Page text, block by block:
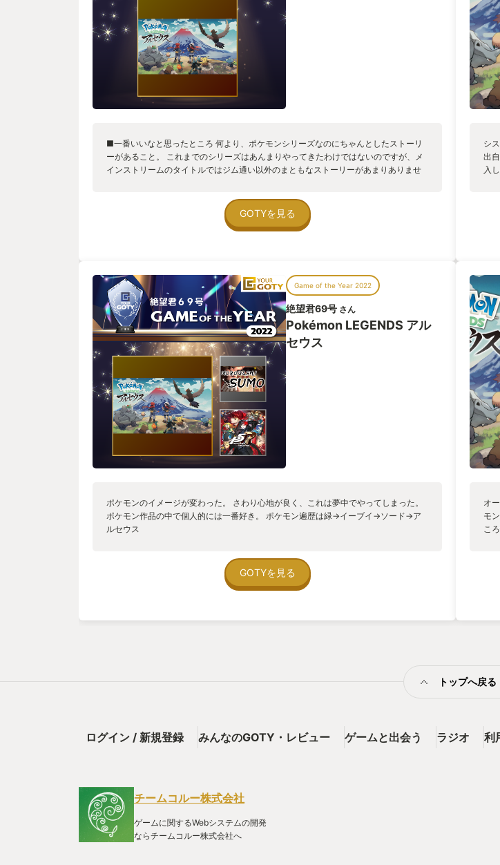
ティングアクションを楽しんでいました。 【ポケモンと大自然に対する畏怖】 ゲー
ム性について説明しましたが、次は世界観について。 先ほどポケモンの警戒度と書
きましたが、ここにもポケモンが大事にしている世界観と絡めたスニーキングの必要
性が示されていたと思います。 舞台は過去作「ポケットモンスターダイヤモンド/パ
ール」の数百年前。まだ人とポケモンが心を通わせきれていない、開拓の時代です。
人はポケモンを恐れ、野生のポケモンは人を見つけると攻撃性を露わにして、突進
撃を食らうとプレイヤーはしっかりダメージを受け、大体2~3回で力尽きて拠点に戻
されてしまいます(気を失うだけですぐ再出発できるとは、やはりポケモン世界の人々
棒的存在として慣れ親しんでいたポケモンを「畏怖するべき存在」として見るように
なります。 時に攻撃を回避しながら慎重に動くというプレイヤーの行動と物語内で
それをする理由がしっかりリンクしているため、その世界で実際に生きているような
来ました。 【ポケモンと駆け回れる世界への挑戦】 そして近年のポケモンはオープ
ンワールド、オープンフィールドで遊べるゲームに力を入れているようで、この「ア
ルセウス」の前作「ソード/シールド」の「ワイルドエリア」に始まり、それを経て
を振り撒いてくれる。 その世界で生きている存在としてしっかり表現されており、
元々ポケモンは大好きでしたが彼らにまだまだこんな一面があったのかと驚かせられ
ました。 特に今作は本編作品群の過去を描いた話でもあるため、この地方には昔こ
んなポケモンが存在してたのか、と想像を膨らませてくれる作品となっています。
RPGに留まらず、アクションという新たなジャンルでポケモンの新たな可能性を見せ
てくれた挑戦的な作品として、今後もぜひシリーズ化してほしいと思えるタイトルだ
と思います。
■一番いいなと思ったところ 何より、ポケモンシリーズなのにちゃんとしたストーリ
ーがあること。 これまでのシリーズはあんまりやってきたわけではないのですが、メ
インストリームのタイトルではジム通い以外のまともなストーリーがあまりありませ
けでもすごく開放感があったなという感じがします。 オープンワールドほどではない
にせよ、かなり自由に歩き回ることもでき、また画面部品非表示モードもあったの
ソースが割かれたのか、割と真剣にポケモンと勝負をすることができました。 ほかの
メインストリームタイトルを見ると、どうしても敵AIがあまり賢くなく、どう考えて
も無意味なことを平気でやったりする。それがポケモンの個性に関わることであれば
しょうがないですが、そんなことは全然なかったりして。 本格的にバトルをしたいな
らば対人戦をやってねと言う動線が見えておりバトルがそんなに楽しくないなという
感覚がありましたが、このゲームはそういうことがなく、そこが良かったです。 ■ち
ょっと残念だなと思ったところ 特にポケモンの整理を行うシステムが、今までのシリ
ーズと同じだったというところでしょうか。とりあえず一括で選択をしてポケモンを
逃がす(ポケモンと別れる)ということはできましたが、並べ替えもできないし、絞り込
みも該当ポケモン以外のキャラクターが選択できなくなるというだけ。 ソードシール
ドの時代から比べると、あまりにも進歩していないと感じました。 また、画面部品非
表示モードがあるとはいえ、ちゃんとしたフォトモードがあるというわけではなく、
撮影方法はかなり限定されてしまいます。この辺は最新タイトルのスカーレットバイ
オレットもそうですが、洗練がまだ足りてないなというふうに感じました。 また、そ
こはやはりポケモンなので、基本的にこちらから出せるのは一匹であるということで
しょうか。もうちょっと最近のRPGみたく、普通に多対多で戦ってもいいのにという
ケモンには結構あるので。 ■シナリオについて 個人的にはすごく良かったと思いま
す。ポケモンと既に仲良くなった現代を舞台にした今までのシリーズと違って、どこ
となくおっかなびっくり接している感じ。距離感をすごく図っている感じ。ゲームを
ものもありました。 ■キャラクターについて 主人公は喋りはしませんが、息づかいな
どはボイスもあり、表情も豊かで、見ていて楽しかったです。 周りの登場人物も、結
構個性豊かで、親しみが持てました。 ■システムについて 残念なところにも書きまし
た。最新タイトルのスカーレッドバイオレットのビビッドな感触も好きではあります
すごく良かったです。 ■サウンドについて 任天堂系ゲームソフトのお得意技という
意味でポケモンらしくなかったですね。 ■最新作でなく、このゲームを選んだ理由 多
くの方がご存知のとおり、ポケモンシリーズの最新タイトルはスカーレットバイオレ
ットとなります。 こちらの方ももちろん楽しませてもらってますが、やはり対象プレ
イヤーがより広くなっているからというのもあってか、草むらからボールを投げただ
けで捕まえられるとか、相手の注意をそらすための餌投げとかのシステムが廃止され
GOTYを見る
シ
出
入
Game of the Year 2022
絶望君69号 さん
Pokémon LEGENDS アル
セウス
ポケモンのイメージが変わった。 さわり心地が良く、これは夢中でやってしまった。
ポケモン作品の中で個人的には一番好き。 ポケモン遍歴は緑→イーブイ→ソード→ア
ルセウス
GOTYを見る
オ
モ
こ
トップへ戻る
ログイン / 新規登録 みんなのGOTY・レビュー ゲームと出会う ラジオ 利
チームコルー株式会社
ゲームに関するWebシステムの開発
ならチームコルー株式会社へ